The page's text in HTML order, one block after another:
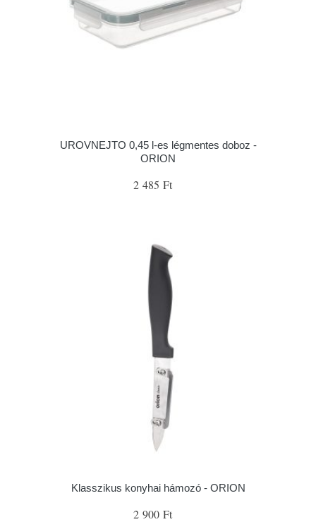
UROVNEJTO 0,45 l-es légmentes doboz -
ORION
2 485 Ft
Klasszikus konyhai hámozó - ORION
2 900 Ft